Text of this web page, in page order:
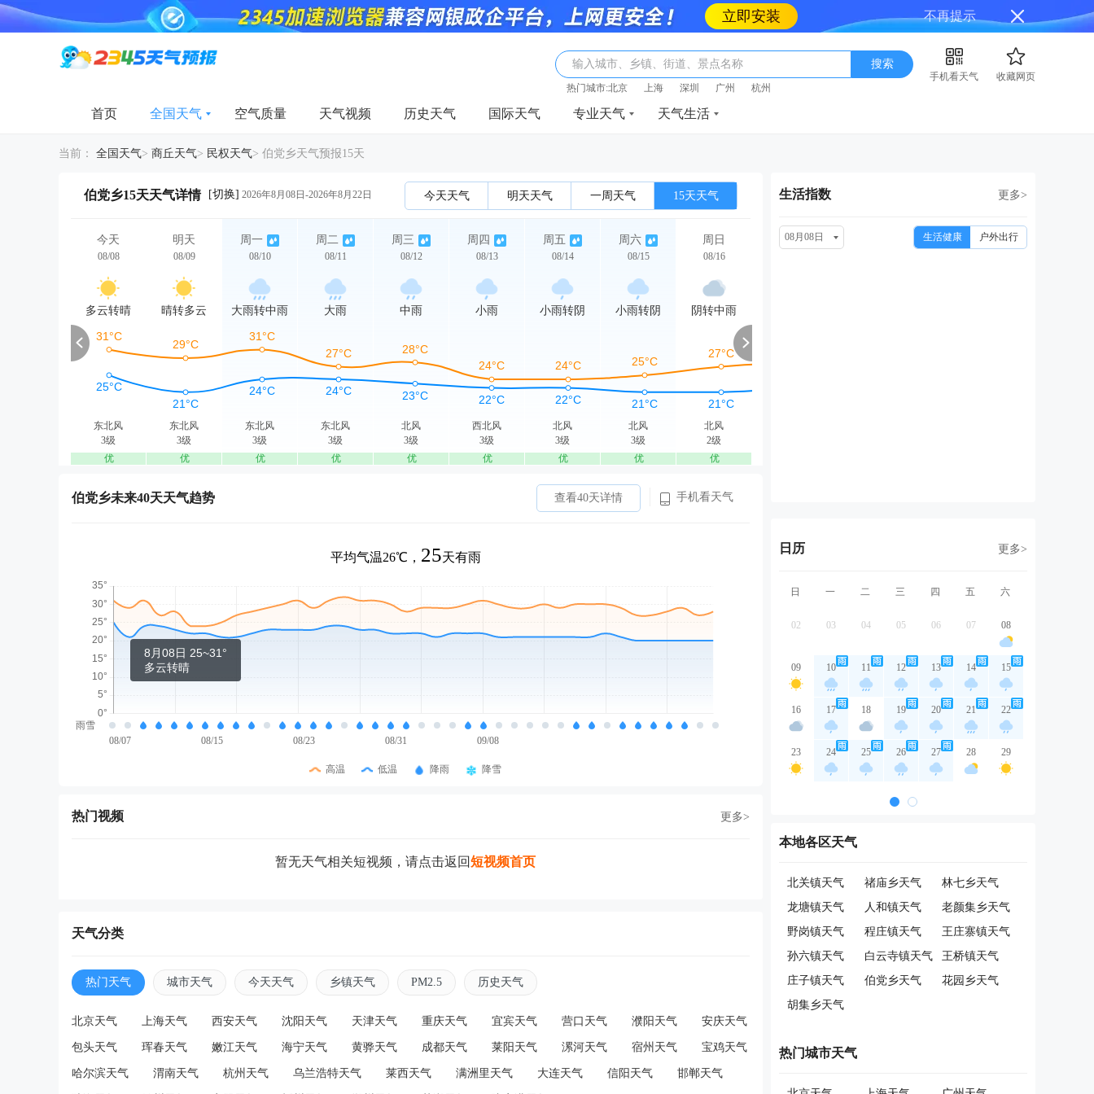
立即安装 不再提示
输入城市、乡镇、街道、景点名称 搜索
手机看天气
收藏网页
热门城市:北京 上海 深圳 广州 杭州
首页 全国天气 空气质量 天气视频 历史天气 国际天气 专业天气 天气生活
当前： 全国天气> 商丘天气> 民权天气> 伯党乡天气预报15天
伯党乡15天天气详情 [切换] 2026年8月08日-2026年8月22日 今天天气 明天天气 一周天气 15天天气
今天
08/08
多云转晴
东北风
3级
优
明天
08/09
晴转多云
东北风
3级
优
周一
08/10
大雨转中雨
东北风
3级
优
周二
08/11
大雨
东北风
3级
优
周三
08/12
中雨
北风
3级
优
周四
08/13
小雨
西北风
3级
优
周五
08/14
小雨转阴
北风
3级
优
周六
08/15
小雨转阴
北风
3级
优
周日
08/16
阴转中雨
北风
2级
优
周一 周三 周四
伯党乡未来40天天气趋势 查看40天详情 手机看天气
平均气温26℃， 25天有雨
8月08日 25~31°
多云转晴
雨雪
08/07
08/15 08/23 08/31 09/08
高温 低温 降雨 降雪
热门视频 更多>
暂无天气相关短视频，请点击返回短视频首页
天气分类
热门天气 城市天气 今天天气 乡镇天气 PM2.5 历史天气
北京天气 上海天气 西安天气 沈阳天气 天津天气 重庆天气 宜宾天气 营口天气 濮阳天气 安庆天气
包头天气 珲春天气 嫩江天气 海宁天气 黄骅天气 成都天气 莱阳天气 漯河天气 宿州天气 宝鸡天气
哈尔滨天气 渭南天气 杭州天气 乌兰浩特天气 莱西天气 满洲里天气 大连天气 信阳天气 邯郸天气
生活指数 更多>
08月08日 生活健康 户外出行
日历 更多>
日 一 二 三 四 五 六
02 03 04 05 06 07 08
09 10 11 12 13 14 15
16 17 18 19 20 21 22
23 24 25 26 27 28 29
本地各区天气
北关镇天气 禇庙乡天气
林七乡天气
龙塘镇天气
人和镇天气
老颜集乡天气
野岗镇天气
程庄镇天气
王庄寨镇天气
孙六镇天气
白云寺镇天气
王桥镇天气
庄子镇天气
伯党乡天气
花园乡天气
胡集乡天气
热门城市天气